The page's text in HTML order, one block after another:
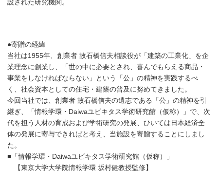
設された研究機関。
●寄贈の経緯
当社は1955年、創業者 故石橋信夫相談役が「建築の工業化」を企
業理念に創業し、「世の中に必要とされ、喜んでもらえる商品・
事業をしなければならない」という「公」の精神を実践するべ
く、社会資本としての住宅・建築の普及に努めてきました。
今回当社では、創業者 故石橋信夫の遺志である「公」の精神を引
継ぎ、「情報学環・Daiwaユビキタス学術研究館（仮称）」で、次
代を担う人材の育成および学術研究の発展、ひいては日本経済全
体の発展に寄与できればと考え、当施設を寄贈することにしまし
た。
■「情報学環・Daiwaユビキタス学術研究館（仮称）」
【東京大学大学院情報学環 坂村健教授監修】